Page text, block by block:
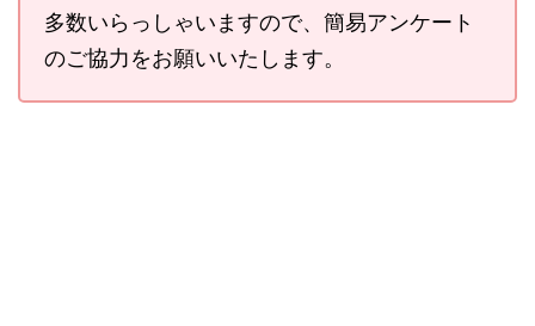
多数いらっしゃいますので、簡易アンケート
のご協力をお願いいたします。